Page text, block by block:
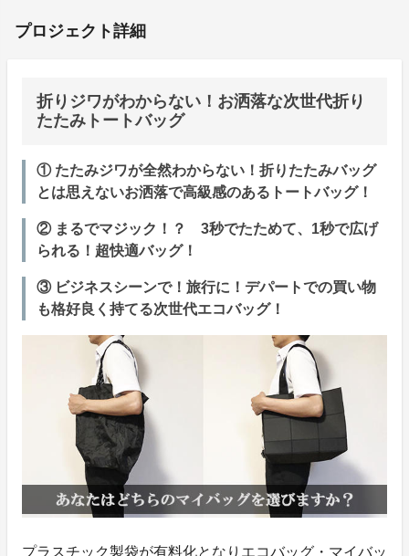
プロジェクト詳細
折りジワがわからない！お洒落な次世代折り
たたみトートバッグ
① たたみジワが全然わからない！折りたたみバッグ
とは思えないお洒落で高級感のあるトートバッグ！
② まるでマジック！？ 3秒でたためて、1秒で広げ
られる！超快適バッグ！
③ ビジネスシーンで！旅行に！デパートでの買い物
も格好良く持てる次世代エコバッグ！
プラスチック製袋が有料化となりエコバッグ・マイバッ